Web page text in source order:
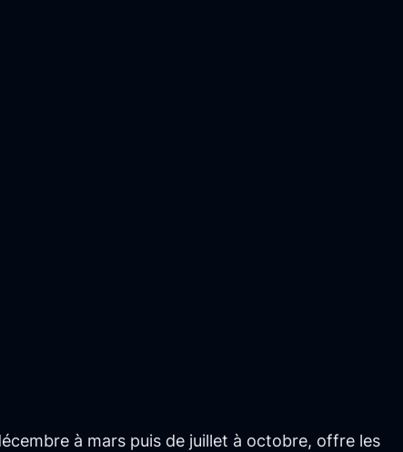
à mars puis de juillet à octobre, offre les